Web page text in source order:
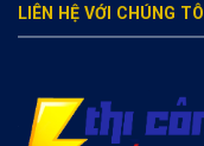
LIÊN HỆ VỚI CHÚNG TÔI